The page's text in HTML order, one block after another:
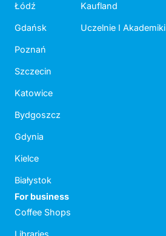
Łódź
Gdańsk
Poznań
Szczecin
Katowice
Bydgoszcz
Gdynia
Kielce
Białystok
Kaufland
Uczelnie I Akademiki
For business
Coffee Shops